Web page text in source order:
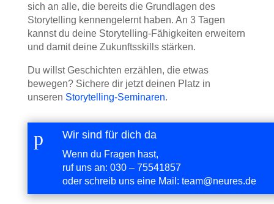
sich an alle, die bereits die Grundlagen des
Storytelling kennengelernt haben. An 3 Tagen
kannst du deine Storytelling-Fähigkeiten erweitern
und damit deine Zukunftsskills stärken.
Du willst Geschichten erzählen, die etwas
bewegen? Sichere dir jetzt deinen Platz in
unseren Storytelling-Seminaren.
p Wir sind für dich da
Wenn du Fragen hast,
ruf uns an: 030 – 75541857
oder schreib uns eine Mail: team@neures.de